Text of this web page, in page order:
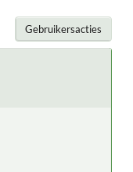
Gebruikersacties